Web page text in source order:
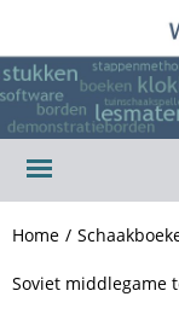
Home /
Soviet middlegame